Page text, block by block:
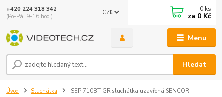
Menu
CZK
Hledat
+420 224 318 342
(Po-Pá, 9-16 hod.)
0 ks
za 0 Kč
Úvod Sluchátka SEP 710BT GR sluchátka uzavřená SENCOR